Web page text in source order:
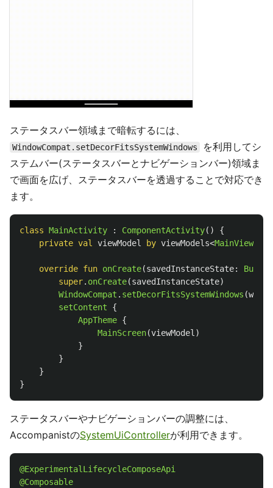
ステータスバー領域まで暗転するには、
WindowCompat.setDecorFitsSystemWindows
を利用してシ
ステムバー(ステータスバーとナビゲーションバー)領域ま
で画面を広げ、ステータスバーを透過することで対応でき
ます。
class MainActivity : ComponentActivity()
{
private val viewModel by viewModels<
override fun onCreate(savedInstanceState:
Bundle
super. onCreate(savedInstanceState)
WindowCompat . setDecorFitsSystemWindows (
setContent
{
AppTheme {
MainScreen(viewModel )
}
}
}
}
ステータスバーやナビゲーションバーの調整には、
AccompanistのSystemUiControllerが利用できます。
@ExperimentalLifecycleComposeApi
@Composable